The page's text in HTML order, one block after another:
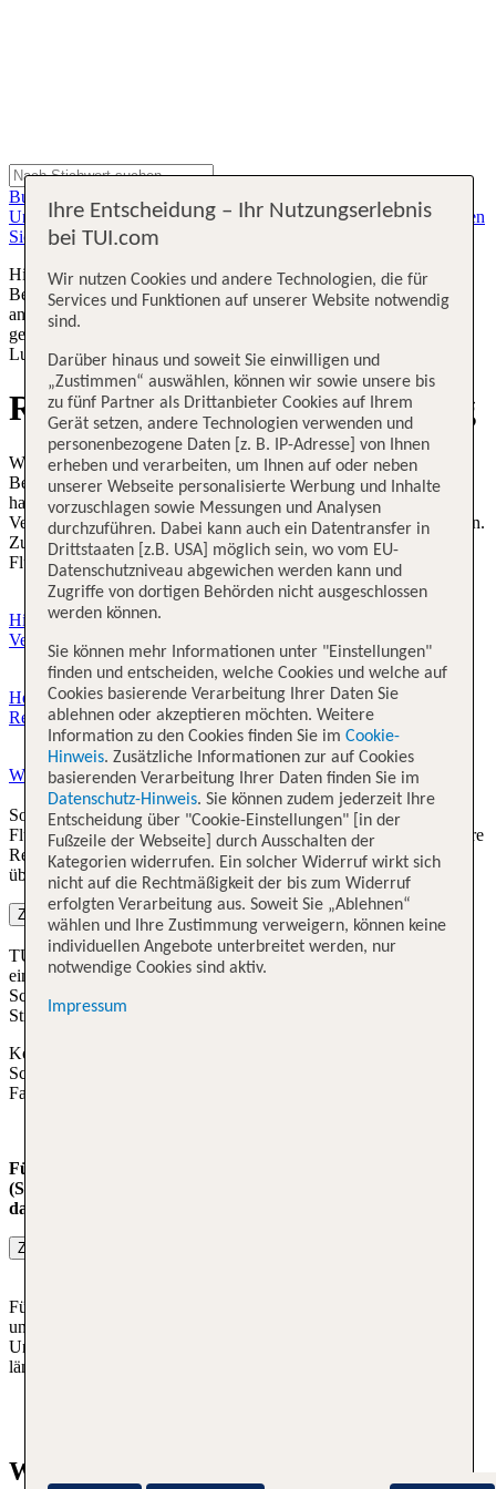
Buchung und Zahlung
Urlaub KundendatenGeschäftsbedingungenKontaktUrlaub planen
Sicherheit und Service
Hinweis: Die nachfolgenden Informationen gelten nur für die
Beförderung mit der Fluggesellschaft TUI fly. Für Flüge mit
anderen Fluggesellschaften können abweichende Informationen
gelten. Für diese Flüge gelten nur die vom jeweiligen
Luftfrachtführer bestätigten Informationen und Gebühren.
Reklamation zum TUI fly Flug
Wenn Ihr Flug annulliert oder stark verspätet wurde oder Ihnen die
Beförderung auf einem Flug, für den Sie eine bestätigte Buchung
haben, verweigert wurde, stehen Ihnen Rechte gemäß der EU-
Verordnung 261/2004 zu. Diese ist am 17.02.2005 in Kraft getreten.
Zuständig für die Gewährung Ihrer Rechte ist immer die
Fluggesellschaft, mit der Sie geflogen sind.
Hier finden Sie unsere Informationen für Fluggäste zur EU-
Verordnung 261/2004. (Deutsch)
Here you find our information to passengers concerning the EU
Regulation 261/2004. (English)
Weitere Informationen zur EU-Verordnung 261/2004.
Sollten Sie einmal einen Grund zur Reklamation Ihres TUI fly
Fluges haben, so werden wir diese schnellstmöglich bearbeiten. Ihre
Reklamation zur Flugverspätungkönnen Sie schnell und einfach
über unser neues Webformular an uns richten.
Zum Webformular
TUI fly ist freiwillig der Schlichtungsstelle Reise & Verkehr e. V.,
einer nach dem Verbraucherstreitbeilegungsgesetz anerkannten
Schlichtungsstelle, beigetreten und nimmt verpflichtend an dem
Streitbeilegungsverfahren teil.
Kontakt über:
Schlichtungsstelle Reise & Verkehr e. V.
Fasanenstraße 81 | 10623 Berlin |
Für Reklamationen von zusätzlich gebuchten Leistungen
(Sitzplatzreservierung, Übergepäck etc.) nutzen Sie bitte auch
das Webformular.
Zum Webformular
Für alle weiteren Servicethemen (z.B. Gepäck) nutzen Sie bitte
unser
Umständen Zeit für Nachforschungen benötigen. Sollte es etwas
länger dauern, werden wir Sie informieren.
Wie reklamiere ich richtig?
Ihre Entscheidung – Ihr Nutzungserlebnis
bei TUI.com
Wir nutzen Cookies und andere Technologien, die für
Services und Funktionen auf unserer Website notwendig
sind.
Darüber hinaus und soweit Sie einwilligen und
„Zustimmen“ auswählen, können wir sowie unsere bis
zu fünf Partner als Drittanbieter Cookies auf Ihrem
Gerät setzen, andere Technologien verwenden und
personenbezogene Daten [z. B. IP-Adresse] von Ihnen
erheben und verarbeiten, um Ihnen auf oder neben
unserer Webseite personalisierte Werbung und Inhalte
vorzuschlagen sowie Messungen und Analysen
durchzuführen. Dabei kann auch ein Datentransfer in
Drittstaaten [z.B. USA] möglich sein, wo vom EU-
Datenschutzniveau abgewichen werden kann und
Zugriffe von dortigen Behörden nicht ausgeschlossen
werden können.
Sie können mehr Informationen unter "Einstellungen"
finden und entscheiden, welche Cookies und welche auf
Cookies basierende Verarbeitung Ihrer Daten Sie
ablehnen oder akzeptieren möchten. Weitere
Information zu den Cookies finden Sie im Cookie-
Hinweis. Zusätzliche Informationen zur auf Cookies
basierenden Verarbeitung Ihrer Daten finden Sie im
Datenschutz-Hinweis. Sie können zudem jederzeit Ihre
Entscheidung über "Cookie-Einstellungen" [in der
Fußzeile der Webseite] durch Ausschalten der
Kategorien widerrufen. Ein solcher Widerruf wirkt sich
nicht auf die Rechtmäßigkeit der bis zum Widerruf
erfolgten Verarbeitung aus. Soweit Sie „Ablehnen“
wählen und Ihre Zustimmung verweigern, können keine
individuellen Angebote unterbreitet werden, nur
notwendige Cookies sind aktiv.
Impressum